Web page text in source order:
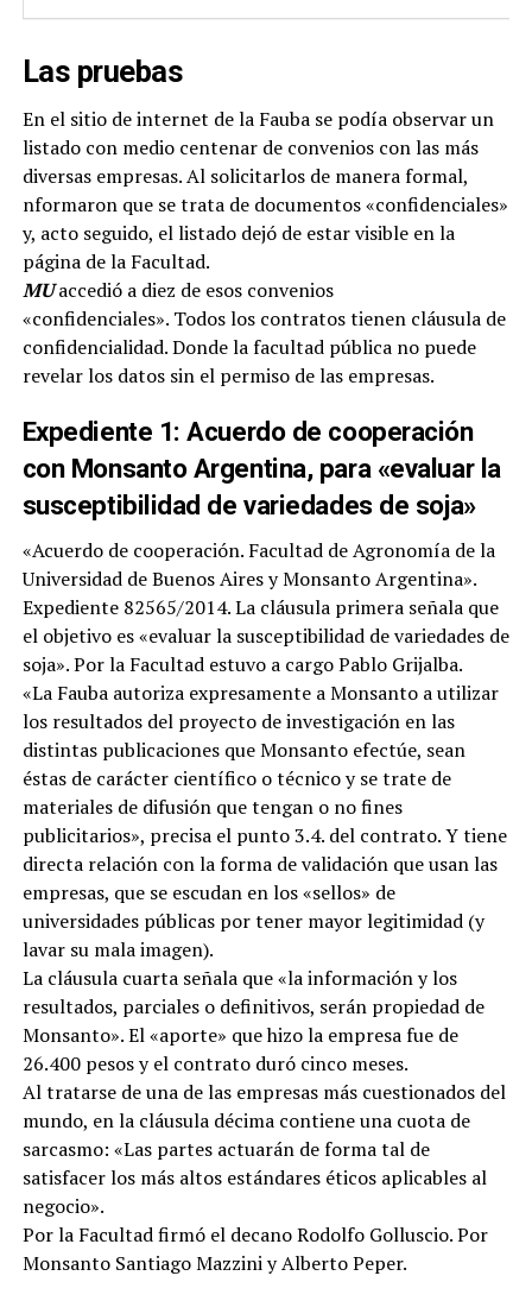
Las pruebas
En el sitio de internet de la Fauba se podía observar un
listado con medio centenar de convenios con las más
diversas empresas. Al solicitarlos de manera formal,
nformaron que se trata de documentos «confidenciales»
y, acto seguido, el listado dejó de estar visible en la
página de la Facultad.
MU accedió a diez de esos convenios
«confidenciales». Todos los contratos tienen cláusula de
confidencialidad. Donde la facultad pública no puede
revelar los datos sin el permiso de las empresas.
Expediente 1: Acuerdo de cooperación
con Monsanto Argentina, para «evaluar la
susceptibilidad de variedades de soja»
«Acuerdo de cooperación. Facultad de Agronomía de la
Universidad de Buenos Aires y Monsanto Argentina».
Expediente 82565/2014. La cláusula primera señala que
el objetivo es «evaluar la susceptibilidad de variedades de
soja». Por la Facultad estuvo a cargo Pablo Grijalba.
«La Fauba autoriza expresamente a Monsanto a utilizar
los resultados del proyecto de investigación en las
distintas publicaciones que Monsanto efectúe, sean
éstas de carácter científico o técnico y se trate de
materiales de difusión que tengan o no fines
publicitarios», precisa el punto 3.4. del contrato. Y tiene
directa relación con la forma de validación que usan las
empresas, que se escudan en los «sellos» de
universidades públicas por tener mayor legitimidad (y
lavar su mala imagen).
La cláusula cuarta señala que «la información y los
resultados, parciales o definitivos, serán propiedad de
Monsanto». El «aporte» que hizo la empresa fue de
26.400 pesos y el contrato duró cinco meses.
Al tratarse de una de las empresas más cuestionados del
mundo, en la cláusula décima contiene una cuota de
sarcasmo: «Las partes actuarán de forma tal de
satisfacer los más altos estándares éticos aplicables al
negocio».
Por la Facultad firmó el decano Rodolfo Golluscio. Por
Monsanto Santiago Mazzini y Alberto Peper.